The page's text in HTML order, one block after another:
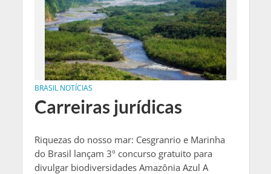
BRASIL NOTÍCIAS
Carreiras jurídicas
Riquezas do nosso mar: Cesgranrio e Marinha
do Brasil lançam 3º concurso gratuito para
divulgar biodiversidades Amazônia Azul A